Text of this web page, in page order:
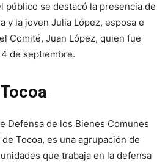
público se destacó la presencia de
y la joven Julia López, esposa e
Comité, Juan López, quien fue
de septiembre.
Defensa de los Bienes Comunes
Tocoa, es una agrupación de
que trabaja en la defensa